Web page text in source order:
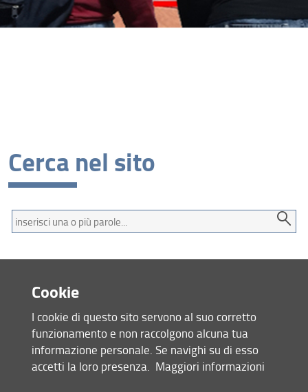
Cerca nel sito
Termini
da
Mappa del sito
RSS feed
Privacy
Note Legali
Cookie
I cookie di questo sito servono al suo corretto
funzionamento e non raccolgono alcuna tua
informazione personale. Se navighi su di esso
accetti la loro presenza. Maggiori informazioni